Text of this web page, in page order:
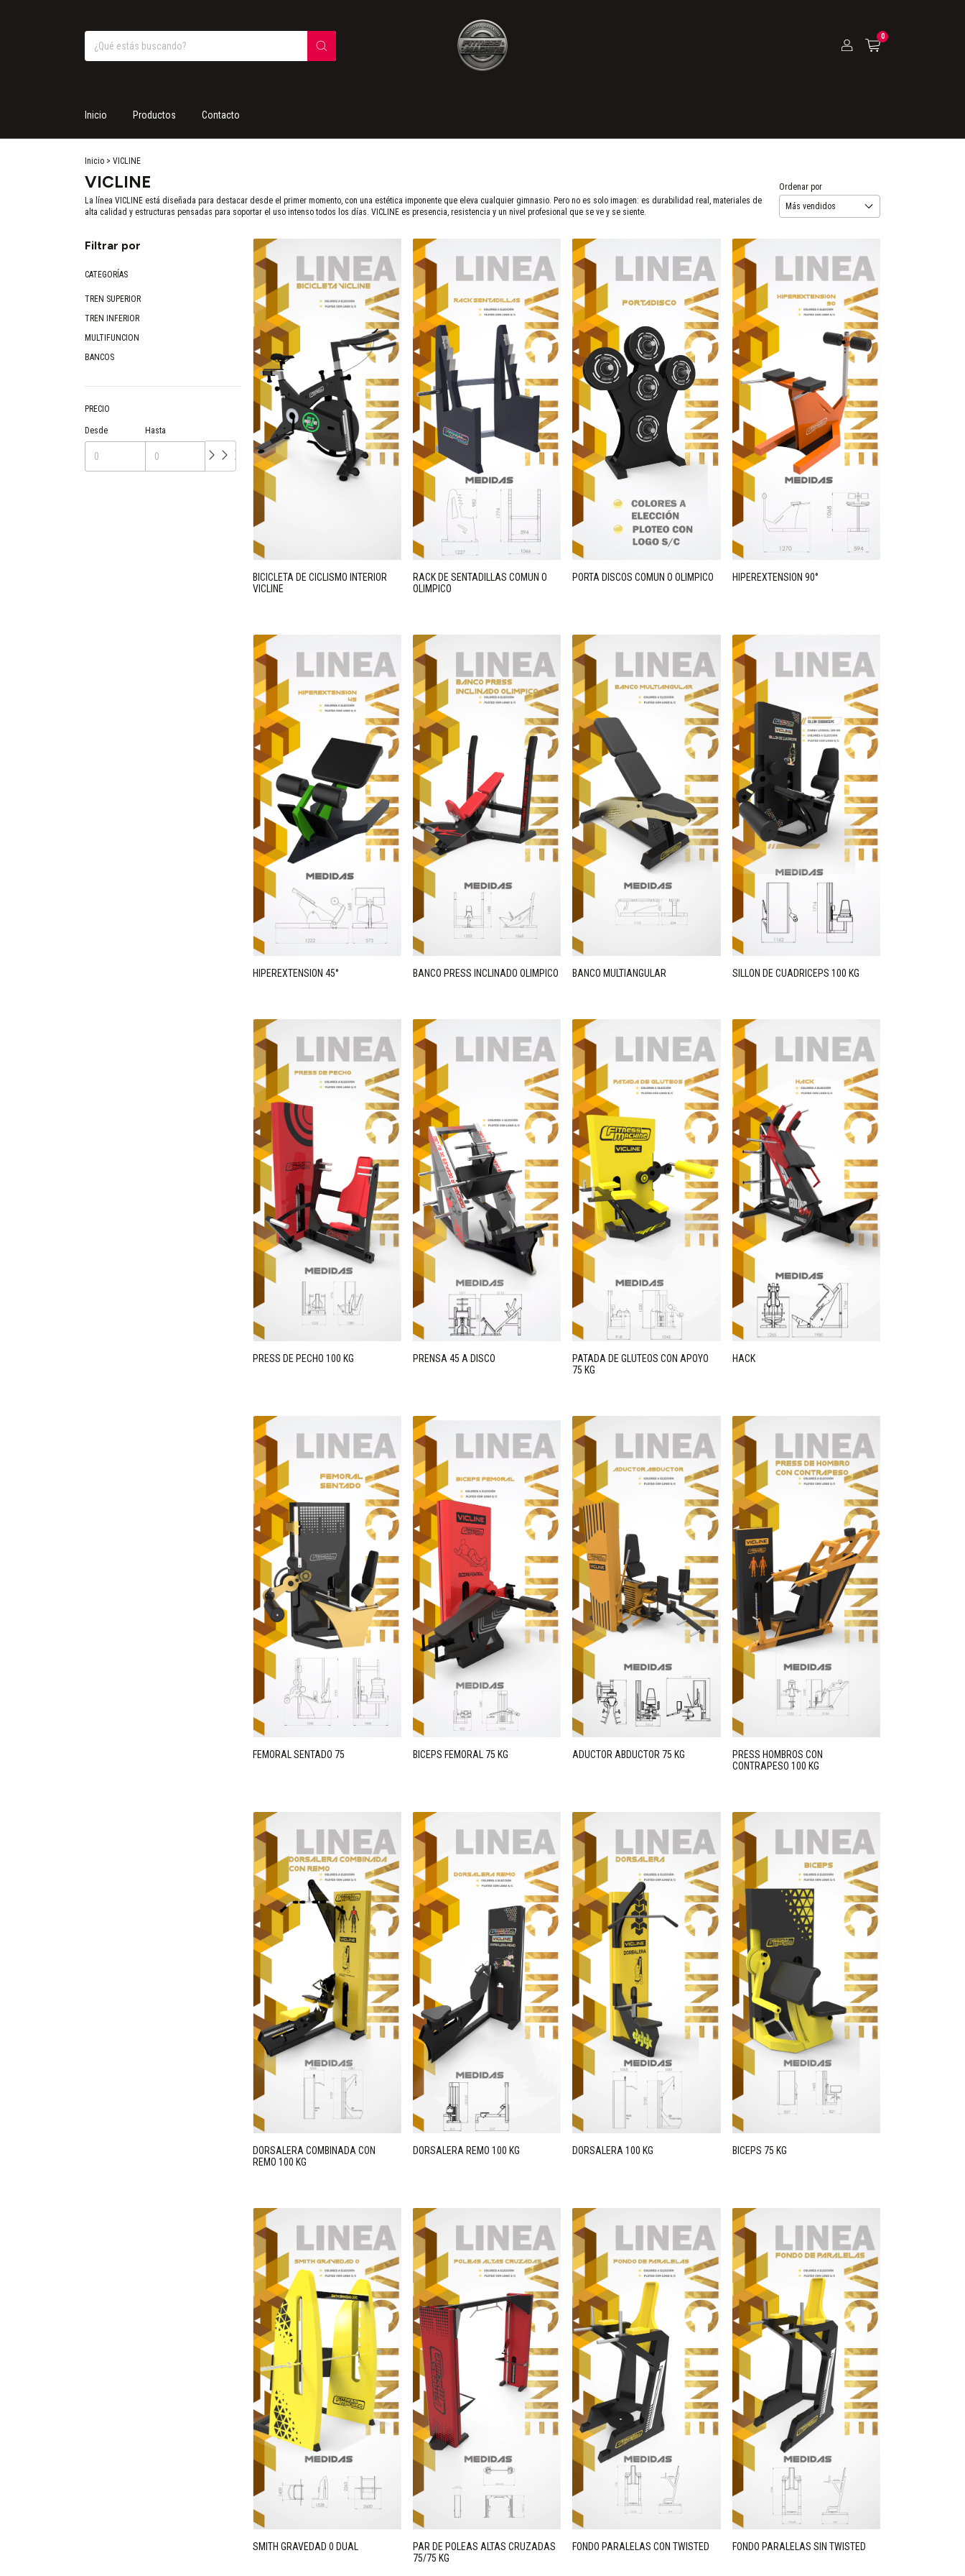
0
Inicio Productos Contacto
Inicio > VICLINE
VICLINE
La línea VICLINE está diseñada para destacar desde el primer momento, con una estética imponente que eleva cualquier gimnasio. Pero no es solo imagen: es durabilidad real, materiales de
alta calidad y estructuras pensadas para soportar el uso intenso todos los días. VICLINE es presencia, resistencia y un nivel profesional que se ve y se siente.
Ordenar por
Filtrar por
CATEGORÍAS
TREN SUPERIOR
TREN INFERIOR
MULTIFUNCION
BANCOS
PRECIO
Desde Hasta
BICICLETA DE CICLISMO INTERIOR
VICLINE
RACK DE SENTADILLAS COMUN O
OLIMPICO
PORTA DISCOS COMUN O OLIMPICO HIPEREXTENSION 90°
HIPEREXTENSION 45° BANCO PRESS INCLINADO OLIMPICO BANCO MULTIANGULAR SILLON DE CUADRICEPS 100 KG
PRESS DE PECHO 100 KG PRENSA 45 A DISCO
PATADA DE GLUTEOS CON APOYO
75 KG
HACK
FEMORAL SENTADO 75 BICEPS FEMORAL 75 KG ADUCTOR ABDUCTOR 75 KG
PRESS HOMBROS CON
CONTRAPESO 100 KG
DORSALERA COMBINADA CON
REMO 100 KG
DORSALERA REMO 100 KG DORSALERA 100 KG BICEPS 75 KG
SMITH GRAVEDAD 0 DUAL
PAR DE POLEAS ALTAS CRUZADAS
75/75 KG
FONDO PARALELAS CON TWISTED FONDO PARALELAS SIN TWISTED